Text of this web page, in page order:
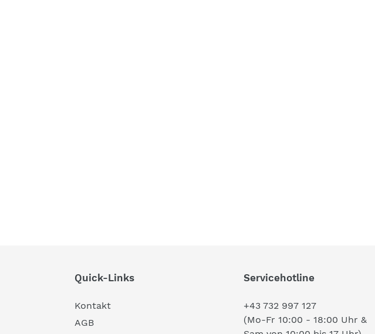
Quick-Links
Kontakt
AGB
Servicehotline
+43 732 997 127
(Mo-Fr 10:00 - 18:00 Uhr &